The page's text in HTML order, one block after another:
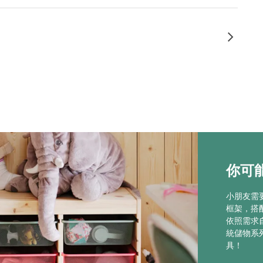
你可
小朋友需
框架，搭
依照需求
統儲物系
具！